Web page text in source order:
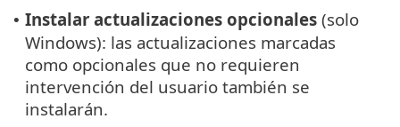
• Instalar actualizaciones opcionales (solo
Windows): las actualizaciones marcadas
como opcionales que no requieren
intervención del usuario también se
instalarán.